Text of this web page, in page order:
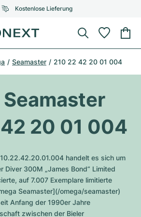
Kostenlose Lieferung
Menü
Seamaster 210 22 42 20 01 004
Seamaster
20 01 004
handelt es sich um
Diver 300M „James Bond“ Limited
auf 7.007 Exemplare limitierte
Seamaster](/omega/seamaster)
Anfang der 1990er Jahre
zwischen der Bieler